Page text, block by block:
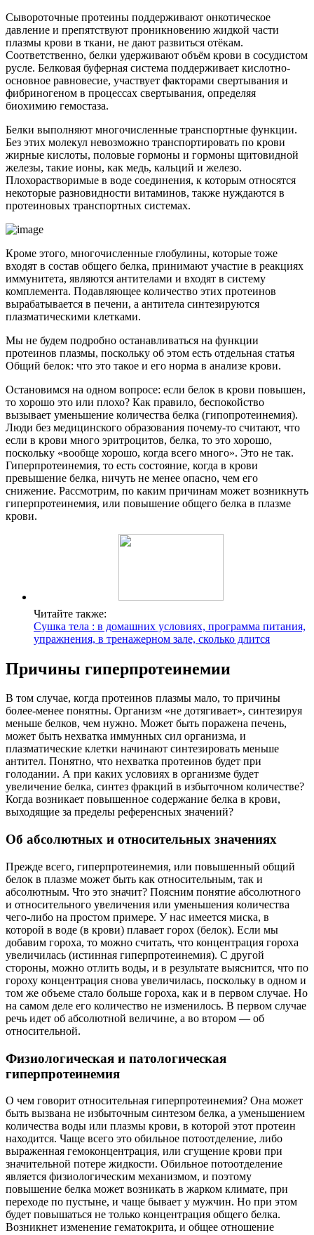
Сывороточные протеины поддерживают онкотическое
давление и препятствуют проникновению жидкой части
плазмы крови в ткани, не дают развиться отёкам.
Соответственно, белки удерживают объём крови в сосудистом
русле. Белковая буферная система поддерживает кислотно-
основное равновесие, участвует факторами свертывания и
фибриногеном в процессах свертывания, определяя
биохимию гемостаза.
Белки выполняют многочисленные транспортные функции.
Без этих молекул невозможно транспортировать по крови
жирные кислоты, половые гормоны и гормоны щитовидной
железы, такие ионы, как медь, кальций и железо.
Плохорастворимые в воде соединения, к которым относятся
некоторые разновидности витаминов, также нуждаются в
протеиновых транспортных системах.
Кроме этого, многочисленные глобулины, которые тоже
входят в состав общего белка, принимают участие в реакциях
иммунитета, являются антителами и входят в систему
комплемента. Подавляющее количество этих протеинов
вырабатывается в печени, а антитела синтезируются
плазматическими клетками.
Мы не будем подробно останавливаться на функции
протеинов плазмы, поскольку об этом есть отдельная статья
Общий белок: что это такое и его норма в анализе крови.
Остановимся на одном вопросе: если белок в крови повышен,
то хорошо это или плохо? Как правило, беспокойство
вызывает уменьшение количества белка (гипопротеинемия).
Люди без медицинского образования почему-то считают, что
если в крови много эритроцитов, белка, то это хорошо,
поскольку «вообще хорошо, когда всего много». Это не так.
Гиперпротеинемия, то есть состояние, когда в крови
превышение белка, ничуть не менее опасно, чем его
снижение. Рассмотрим, по каким причинам может возникнуть
гиперпротеинемия, или повышение общего белка в плазме
крови.
Читайте также:
Сушка тела : в домашних условиях, программа питания,
упражнения, в тренажерном зале, сколько длится
Причины гиперпротеинемии
В том случае, когда протеинов плазмы мало, то причины
более-менее понятны. Организм «не дотягивает», синтезируя
меньше белков, чем нужно. Может быть поражена печень,
может быть нехватка иммунных сил организма, и
плазматические клетки начинают синтезировать меньше
антител. Понятно, что нехватка протеинов будет при
голодании. А при каких условиях в организме будет
увеличение белка, синтез фракций в избыточном количестве?
Когда возникает повышенное содержание белка в крови,
выходящие за пределы референсных значений?
Об абсолютных и относительных значениях
Прежде всего, гиперпротеинемия, или повышенный общий
белок в плазме может быть как относительным, так и
абсолютным. Что это значит? Поясним понятие абсолютного
и относительного увеличения или уменьшения количества
чего-либо на простом примере. У нас имеется миска, в
которой в воде (в крови) плавает горох (белок). Если мы
добавим гороха, то можно считать, что концентрация гороха
увеличилась (истинная гиперпротеинемия). С другой
стороны, можно отлить воды, и в результате выяснится, что по
гороху концентрация снова увеличилась, поскольку в одном и
том же объеме стало больше гороха, как и в первом случае. Но
на самом деле его количество не изменилось. В первом случае
речь идет об абсолютной величине, а во втором — об
относительной.
Физиологическая и патологическая
гиперпротеинемия
О чем говорит относительная гиперпротеинемия? Она может
быть вызвана не избыточным синтезом белка, а уменьшением
количества воды или плазмы крови, в которой этот протеин
находится. Чаще всего это обильное потоотделение, либо
выраженная гемоконцентрация, или сгущение крови при
значительной потере жидкости. Обильное потоотделение
является физиологическим механизмом, и поэтому
повышение белка может возникать в жарком климате, при
переходе по пустыне, и чаще бывает у мужчин. Но при этом
будет повышаться не только концентрация общего белка.
Возникнет изменение гематокрита, и общее отношение